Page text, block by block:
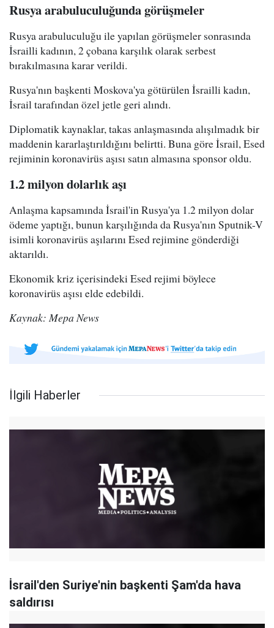
Rusya arabuluculuğunda görüşmeler
Rusya arabuluculuğu ile yapılan görüşmeler sonrasında
İsrailli kadının, 2 çobana karşılık olarak serbest
bırakılmasına karar verildi.
Rusya'nın başkenti Moskova'ya götürülen İsrailli kadın,
İsrail tarafından özel jetle geri alındı.
Diplomatik kaynaklar, takas anlaşmasında alışılmadık bir
maddenin kararlaştırıldığını belirtti. Buna göre İsrail, Esed
rejiminin koronavirüs aşısı satın almasına sponsor oldu.
1.2 milyon dolarlık aşı
Anlaşma kapsamında İsrail'in Rusya'ya 1.2 milyon dolar
ödeme yaptığı, bunun karşılığında da Rusya'nın Sputnik-V
isimli koronavirüs aşılarını Esed rejimine gönderdiği
aktarıldı.
Ekonomik kriz içerisindeki Esed rejimi böylece
koronavirüs aşısı elde edebildi.
Kaynak: Mepa News
İlgili Haberler
İsrail'den Suriye'nin başkenti Şam'da hava
saldırısı